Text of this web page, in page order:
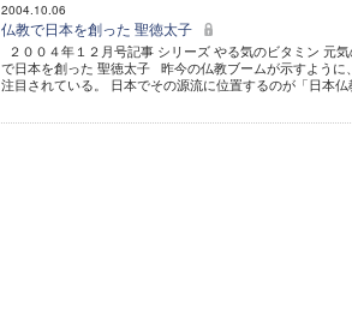
2004.10.06
仏教で日本を創った 聖徳太子
２００４年１２月号記事 シリーズ やる気のビタミン 元
で日本を創った 聖徳太子 昨今の仏教ブームが示すよう
注目されている。 日本でその源流に位置するのが「日本